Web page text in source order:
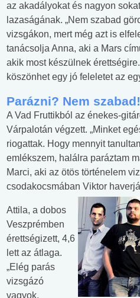
az akadályokat és nagyon
lazaságának. „Nem szabad
vizsgákon, mert még azt is
tanácsolja Anna, aki a Mars
akik most készülnek
köszönhet egy jó feleletet az
Parázni? Nem szabad!
A Vad Fruttikból az énekes-
Várpalotán végzett. „Minket
riogattak. Hogy mennyit
emlékszem, halálra paráztam
Marci, aki az ötös történelem
csodakocsmában Viktor
Attila, a dobos
Veszprémben
érettségizett, 4,6
lett az átlaga.
„Elég parás
vizsgázó
vagyok,